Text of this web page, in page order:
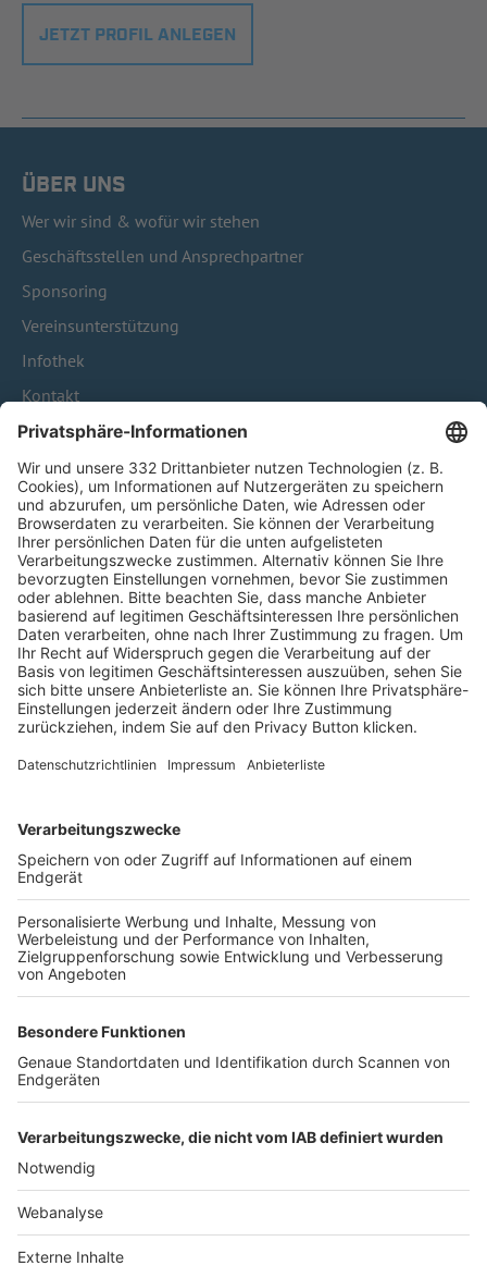
JETZT PROFIL ANLEGEN
ÜBER UNS
Wer wir sind & wofür wir stehen
Geschäftsstellen und Ansprechpartner
Sponsoring
Vereinsunterstützung
Infothek
Kontakt
HÄUFIG BESUCHTE SEITEN
Pässe und Vereinswechsel
Trainerausbildung
Schulungsangebot Vereinsmitarbeiter
BFV-Geschäftsstellen
Trainerbörse
Login SpielPlus
FOLGE DEM BFV
TOP-VEREINE
TOP-PARTNER
Nutzungsbedingungen Datenschutz Impressum